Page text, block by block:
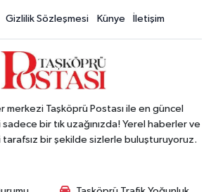
Gizlilik Sözleşmesi Künye İletişim
merkezi Taşköprü Postası ile en güncel
bir tık uzağınızda! Yerel haberler ve
tarafsız bir şekilde sizlerle buluşturuyoruz.